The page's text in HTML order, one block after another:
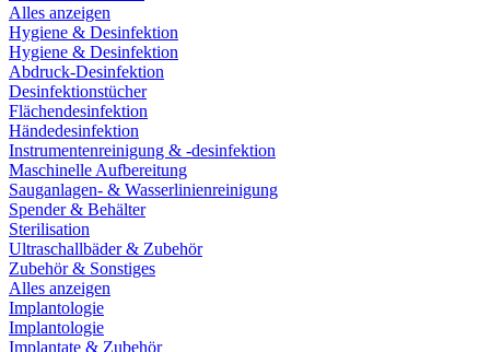
Alles anzeigen
Hygiene & Desinfektion
Hygiene & Desinfektion
Abdruck-Desinfektion
Desinfektionstücher
Flächendesinfektion
Händedesinfektion
Instrumentenreinigung & -desinfektion
Maschinelle Aufbereitung
Sauganlagen- & Wasserlinienreinigung
Spender & Behälter
Sterilisation
Ultraschallbäder & Zubehör
Zubehör & Sonstiges
Alles anzeigen
Implantologie
Implantologie
Implantate & Zubehör